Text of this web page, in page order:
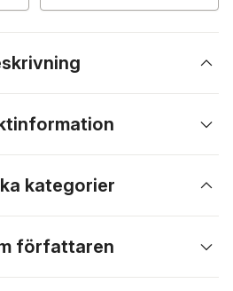
kategorier
författaren